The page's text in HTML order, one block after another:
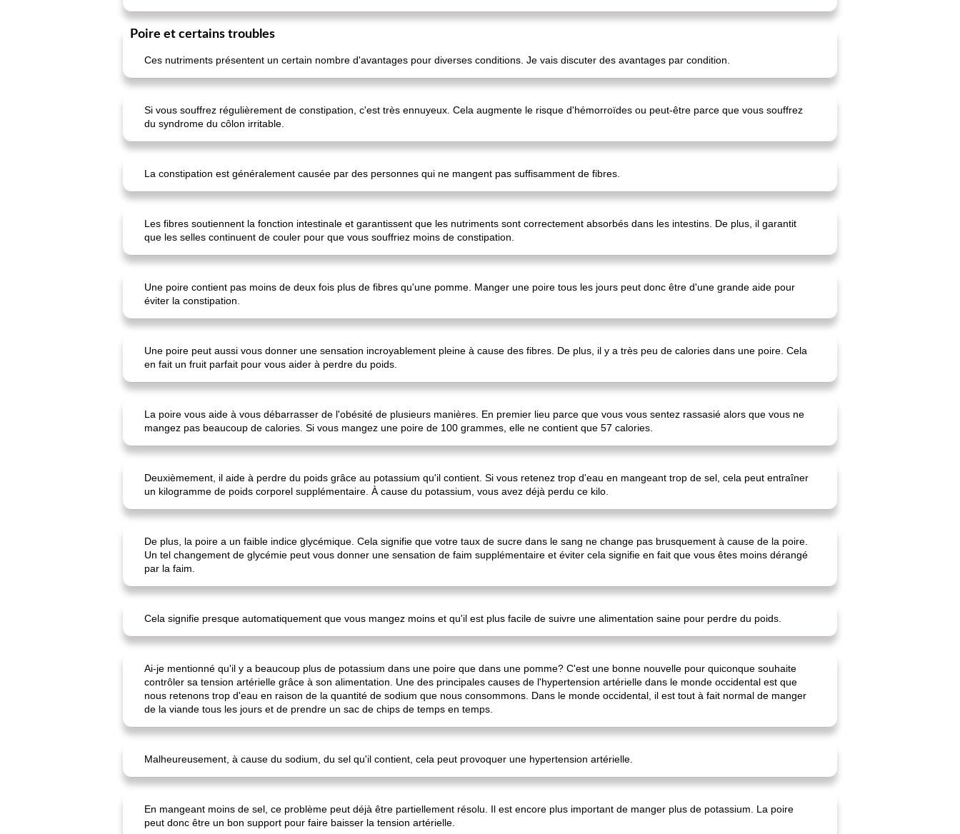
Poire et certains troubles
Ces nutriments présentent un certain nombre d'avantages pour diverses conditions. Je vais discuter des avantages par condition.
Si vous souffrez régulièrement de constipation, c'est très ennuyeux. Cela augmente le risque d'hémorroïdes ou peut-être parce que vous souffrez
du syndrome du côlon irritable.
La constipation est généralement causée par des personnes qui ne mangent pas suffisamment de fibres.
Les fibres soutiennent la fonction intestinale et garantissent que les nutriments sont correctement absorbés dans les intestins. De plus, il garantit
que les selles continuent de couler pour que vous souffriez moins de constipation.
Une poire contient pas moins de deux fois plus de fibres qu'une pomme. Manger une poire tous les jours peut donc être d'une grande aide pour
éviter la constipation.
Une poire peut aussi vous donner une sensation incroyablement pleine à cause des fibres. De plus, il y a très peu de calories dans une poire. Cela
en fait un fruit parfait pour vous aider à perdre du poids.
La poire vous aide à vous débarrasser de l'obésité de plusieurs manières. En premier lieu parce que vous vous sentez rassasié alors que vous ne
mangez pas beaucoup de calories. Si vous mangez une poire de 100 grammes, elle ne contient que 57 calories.
Deuxièmement, il aide à perdre du poids grâce au potassium qu'il contient. Si vous retenez trop d'eau en mangeant trop de sel, cela peut entraîner
un kilogramme de poids corporel supplémentaire. À cause du potassium, vous avez déjà perdu ce kilo.
De plus, la poire a un faible indice glycémique. Cela signifie que votre taux de sucre dans le sang ne change pas brusquement à cause de la poire.
Un tel changement de glycémie peut vous donner une sensation de faim supplémentaire et éviter cela signifie en fait que vous êtes moins dérangé
par la faim.
Cela signifie presque automatiquement que vous mangez moins et qu'il est plus facile de suivre une alimentation saine pour perdre du poids.
Ai-je mentionné qu'il y a beaucoup plus de potassium dans une poire que dans une pomme? C'est une bonne nouvelle pour quiconque souhaite
contrôler sa tension artérielle grâce à son alimentation. Une des principales causes de l'hypertension artérielle dans le monde occidental est que
nous retenons trop d'eau en raison de la quantité de sodium que nous consommons. Dans le monde occidental, il est tout à fait normal de manger
de la viande tous les jours et de prendre un sac de chips de temps en temps.
Malheureusement, à cause du sodium, du sel qu'il contient, cela peut provoquer une hypertension artérielle.
En mangeant moins de sel, ce problème peut déjà être partiellement résolu. Il est encore plus important de manger plus de potassium. La poire
peut donc être un bon support pour faire baisser la tension artérielle.